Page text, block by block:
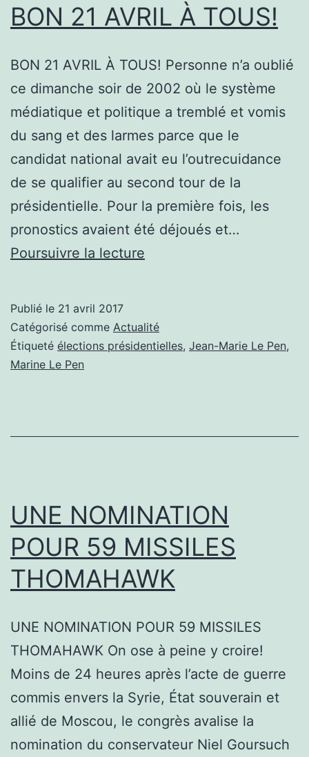
BON 21 AVRIL À TOUS!
BON 21 AVRIL À TOUS! Personne n’a oublié
ce dimanche soir de 2002 où le système
médiatique et politique a tremblé et vomis
du sang et des larmes parce que le
candidat national avait eu l’outrecuidance
de se qualifier au second tour de la
présidentielle. Pour la première fois, les
pronostics avaient été déjoués et…
Poursuivre la lecture
À
TOUS!
Publié le 21 avril 2017
Catégorisé comme Actualité
Étiqueté élections présidentielles, Jean-Marie Le Pen,
Marine Le Pen
UNE NOMINATION
POUR 59 MISSILES
THOMAHAWK
UNE NOMINATION POUR 59 MISSILES
THOMAHAWK On ose à peine y croire!
Moins de 24 heures après l’acte de guerre
commis envers la Syrie, État souverain et
allié de Moscou, le congrès avalise la
nomination du conservateur Niel Goursuch